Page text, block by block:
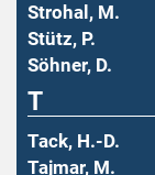
Strohal, M.
Stütz, P.
Söhner, D.
T
Tack, H.-D.
Tajmar, M.